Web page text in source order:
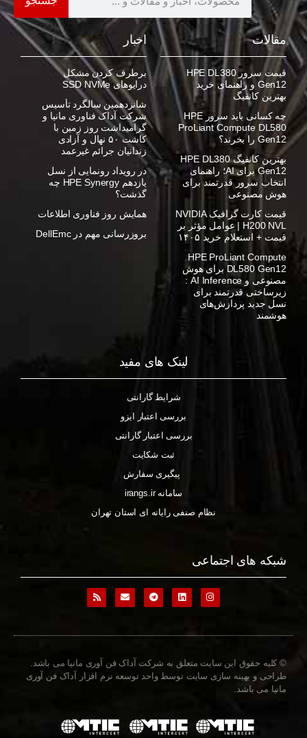
مقالات
قیمت سرور HPE DL380
Gen12 و راهنمای خرید
بهترین کانفیگ
چه کسانی باید سرور HPE
ProLiant Compute DL580
Gen12 را بخرند؟
بهترین کانفیگ HPE DL380
Gen12 برای AI؛ راهنمای
انتخاب سرور قدرتمند برای
هوش مصنوعی
قیمت کارت گرافیک NVIDIA
H200 NVL | عوامل مؤثر بر
قیمت + استعلام خرید ۱۴۰۵
HPE ProLiant Compute
DL580 Gen12 برای هوش
مصنوعی و AI Inference :
زیرساختی قدرتمند برای
نسل جدید پردازش‌های
هوشمند
اخبار
برطرف کردن مشکل
درایوهای SSD NVMe
شانزدهمین سالگرد تأسیس
شرکت آداک فناوری مانیا و
گرامیداشت روز زمین با
کاشت ۵۰ نهال و آزادی
زندانیان جرائم غیرعمد
در رویداد رونمایی از نسل
یازدهم HPE Synergy چه
گذشت؟
همایش روز فناوری اطلاعات
بروزرسانی مهم در DellEmc
لینک های مفید
شرایط گارانتی
بررسی اعتبار ایزو
بررسی اعتبار گارانتی
ثبت شکایت
پیگیری سفارش
سامانه irangs.ir
نظام صنفی رایانه ای استان تهران
شبکه های اجتماعی
© کلیه حقوق این سایت متعلق به شرکت آداک فن آوری مانیا می باشد.
طراحی و بهینه سازی سایت توسط واحد توسعه نرم افزار آداک فن آوری
مانیا می باشد.